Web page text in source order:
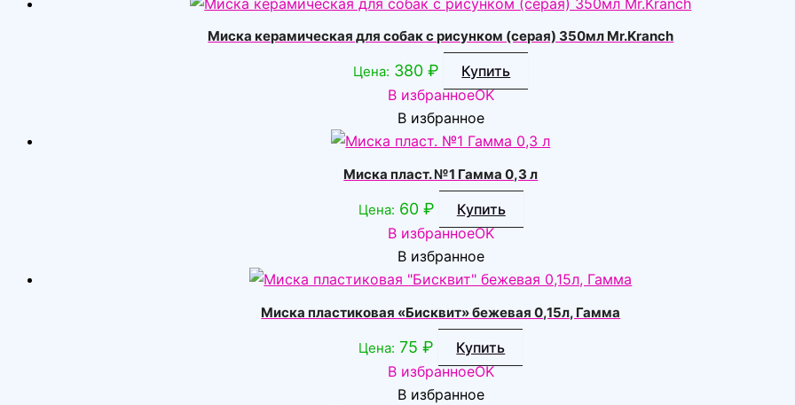
Миска керамическая для собак с рисунком (серая) 350мл Mr.Kranch
Цена: 380₽
Купить
В избранноеOK
В избранное
Миска пласт. №1 Гамма 0,3 л
Цена: 60 ₽
Купить
В избранноеOK
В избранное
Миска пластиковая «Бисквит» бежевая 0,15л, Гамма
Цена: 75₽
Купить
В избранноеOK
В избранное